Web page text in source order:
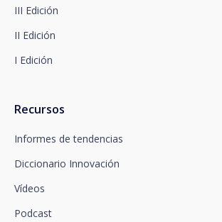
III Edición
II Edición
I Edición
Recursos
Informes de tendencias
Diccionario Innovación
Vídeos
Podcast
apartado de Política de Privacidad, que le
aconsejamos consulte.